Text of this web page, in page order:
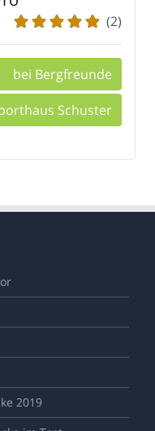
(2)
bei Bergfreunde
Schuster
2019